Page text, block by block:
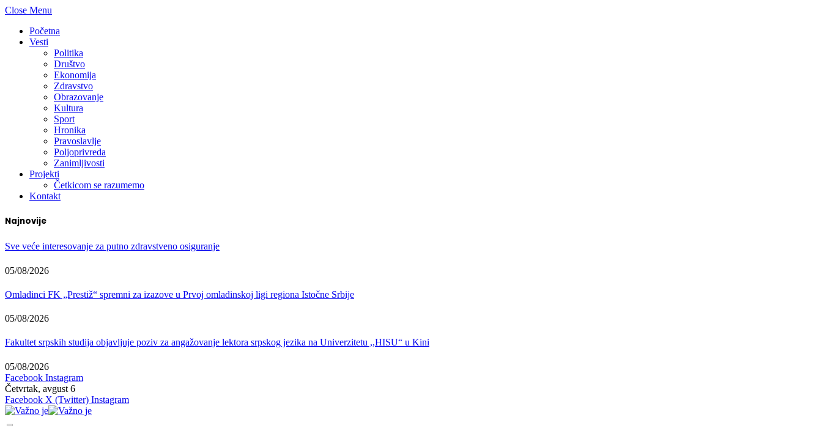
Close Menu
Početna
Vesti
Politika
Društvo
Ekonomija
Zdravstvo
Obrazovanje
Kultura
Sport
Hronika
Pravoslavlje
Poljoprivreda
Zanimljivosti
Projekti
Četkicom se razumemo
Kontakt
Najnovije
Sve veće interesovanje za putno zdravstveno osiguranje
05/08/2026
Omladinci FK „Prestiž“ spremni za izazove u Prvoj omladinskoj ligi regiona Istočne Srbije
05/08/2026
Fakultet srpskih studija objavljuje poziv za angažovanje lektora srpskog jezika na Univerzitetu ,,HISU“ u Kini
05/08/2026
Facebook Instagram
Četvrtak, avgust 6
Facebook X (Twitter) Instagram